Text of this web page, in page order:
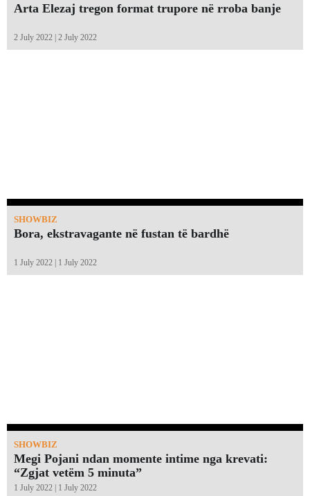
Arta Elezaj tregon format trupore në rroba banje
2 July 2022 | 2 July 2022
SHOWBIZ
Bora, ekstravagante në fustan të bardhë
1 July 2022 | 1 July 2022
SHOWBIZ
Megi Pojani ndan momente intime nga krevati:
“Zgjat vetëm 5 minuta”￼
1 July 2022 | 1 July 2022